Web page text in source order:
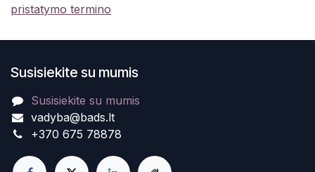
pristatymo termino
Susisiekite su mumis
Susisiekite su mumis
vadyba@bads.lt
+370 675 78878